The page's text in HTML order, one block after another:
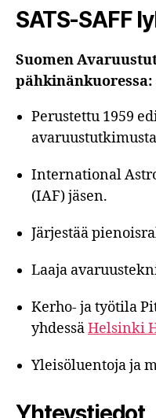
SATS-SAFF
Suomen
pähkinänkuoressa:
Perustettu 1959
International
(IAF) jäsen.
Järjestää
Laaja
Kerho- ja työtila
yhdessäHelsinki
Yleisöluentoja ja